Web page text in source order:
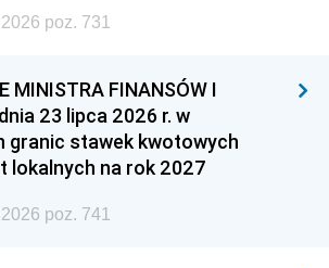
poz. 731
MINISTRA FINANSÓW I
23 lipca 2026 r. w
granic stawek kwotowych
lokalnych na rok 2027
poz. 741